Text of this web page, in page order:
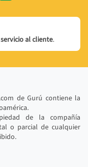
servicio al cliente.
de Gurú contiene la
de la compañía
o parcial de cualquier